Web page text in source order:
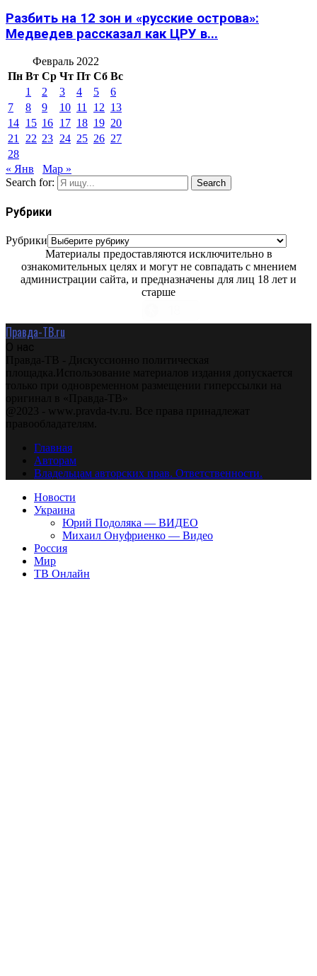
Разбить на 12 зон и «русские острова»:
Медведев рассказал как ЦРУ в...
Февраль 2022
Пн Вт Ср Чт Пт Сб Вс
1
2 3 4 5
6
7
8 9 10 11 12 13
14 15 16 17 18 19 20
21
22 23 24 25 26 27
28
« Янв
Мар »
Search for:
Search
Рубрики
Рубрики
Материалы предоставляются исключительно в
ознакомительных целях и могут не совпадать с мнением
администрации сайта, и предназначены для лиц 18 лет и
старше
Правда-ТВ.ru
О нас
Правда-ТВ - Дискуссионно политическая
площадка.Использование материалов издания допускается
только при одновременном размещении гиперссылки на
оригинал в «Правда-ТВ»
@2023 - www.pravda-tv.ru. Все права принадлежат
правообладателям.
Главная
Авторам
Владельцам авторских прав. Ответственности.
Новости
Украина
Юрий Подоляка — ВИДЕО
Михаил Онуфриенко — Видео
Россия
Мир
ТВ Онлайн